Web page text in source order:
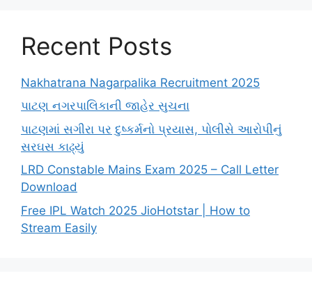
Recent Posts
Nakhatrana Nagarpalika Recruitment 2025
પાટણ નગરપાલિકાની જાહેર સુચના
પાટણમાં સગીરા પર દુષ્કર્મનો પ્રયાસ, પોલીસે આરોપીનું
સરઘસ કાઢ્યું
LRD Constable Mains Exam 2025 – Call Letter
Download
Free IPL Watch 2025 JioHotstar | How to
Stream Easily